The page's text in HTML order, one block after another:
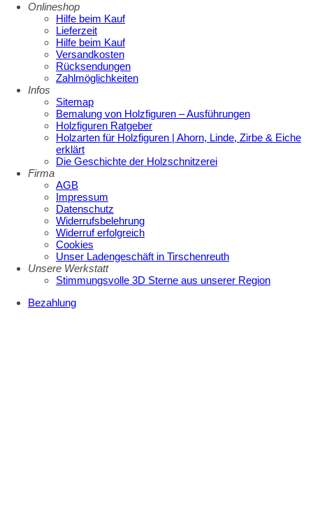
Onlineshop
Hilfe beim Kauf
Lieferzeit
Hilfe beim Kauf
Versandkosten
Rücksendungen
Zahlmöglichkeiten
Infos
Sitemap
Bemalung von Holzfiguren – Ausführungen
Holzfiguren Ratgeber
Holzarten für Holzfiguren | Ahorn, Linde, Zirbe & Eiche
erklärt
Die Geschichte der Holzschnitzerei
Firma
AGB
Impressum
Datenschutz
Widerrufsbelehrung
Widerruf erfolgreich
Cookies
Unser Ladengeschäft in Tirschenreuth
Unsere Werkstatt
Stimmungsvolle 3D Sterne aus unserer Region
Bezahlung